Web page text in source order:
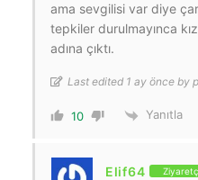
ama sevgilisi var diye
tepkiler durulmayınca
adına çıktı.
Last edited 1 ay önce by
10 Yanıtla
Elif64